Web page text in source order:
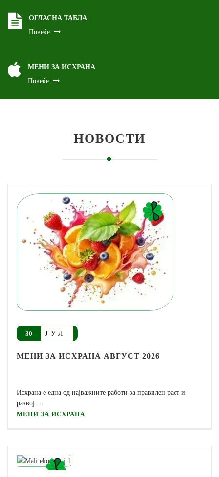
ОГЛАСНА ТАБЛА
Повеќе
МЕНИ ЗА ИСХРАНА
Повеќе
НОВОСТИ
30 ЈУЛ
МЕНИ ЗА ИСХРАНА АВГУСТ 2026
Исхрана е една од најважните работи за правилен раст и
развој…
МЕНИ ЗА ИСХРАНА